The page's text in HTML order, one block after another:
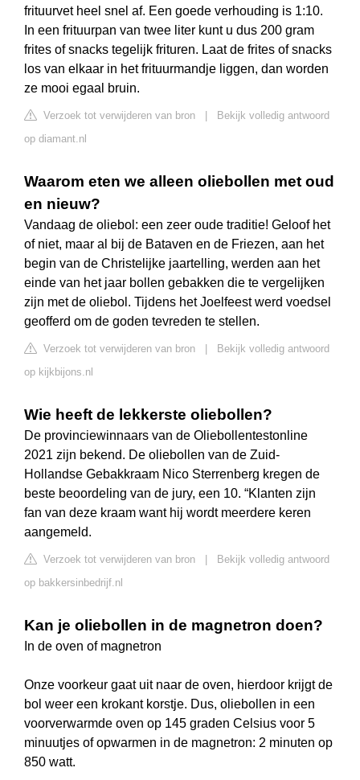
frituurvet heel snel af. Een goede verhouding is 1:10.
In een frituurpan van twee liter kunt u dus 200 gram
frites of snacks tegelijk frituren. Laat de frites of snacks
los van elkaar in het frituurmandje liggen, dan worden
ze mooi egaal bruin.
Verzoek tot verwijderen van bron
Bekijk volledig antwoord
op diamant.nl
Waarom eten we alleen oliebollen met oud
en nieuw?
Vandaag de oliebol: een zeer oude traditie! Geloof het
of niet, maar al bij de Bataven en de Friezen, aan het
begin van de Christelijke jaartelling, werden aan het
einde van het jaar bollen gebakken die te vergelijken
zijn met de oliebol. Tijdens het Joelfeest werd voedsel
geofferd om de goden tevreden te stellen.
Verzoek tot verwijderen van bron
Bekijk volledig antwoord
op kijkbijons.nl
Wie heeft de lekkerste oliebollen?
De provinciewinnaars van de Oliebollentestonline
2021 zijn bekend. De oliebollen van de Zuid-
Hollandse Gebakkraam Nico Sterrenberg kregen de
beste beoordeling van de jury, een 10. “Klanten zijn
fan van deze kraam want hij wordt meerdere keren
aangemeld.
Verzoek tot verwijderen van bron
Bekijk volledig antwoord
op bakkersinbedrijf.nl
Kan je oliebollen in de magnetron doen?
In de oven of magnetron
Onze voorkeur gaat uit naar de oven, hierdoor krijgt de
bol weer een krokant korstje. Dus, oliebollen in een
voorverwarmde oven op 145 graden Celsius voor 5
minuutjes of opwarmen in de magnetron: 2 minuten op
850 watt.